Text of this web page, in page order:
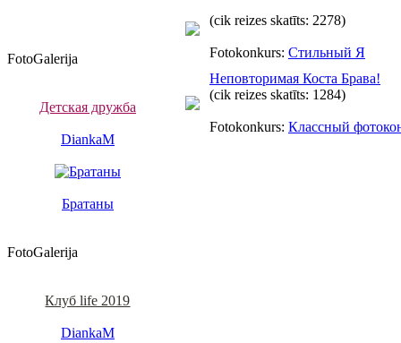
FotoGalerija
Детская дружба
DiankaM
Братаны
FotoGalerija
Клуб life 2019
DiankaM
(cik reizes skatīts: 2278)
Fotokonkurs: Стильный Я
Неповторимая Коста Брава!
(cik reizes skatīts: 1284)
Fotokonkurs: Классный